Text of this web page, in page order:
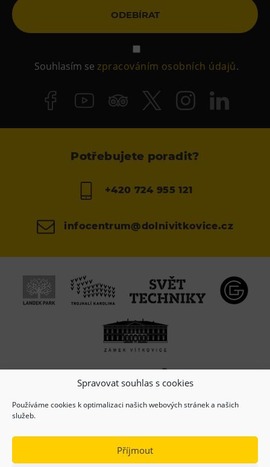
Spravovat souhlas s cookies
Používáme cookies k optimalizaci našich webových stránek a našich
služeb.
Příjmout
ODEBÍRAT
Souhlasím sezpracováním osobních údajů.
Potřebujete poradit?
+420 724 955 121
infocentrum@dolnivitkovice.cz